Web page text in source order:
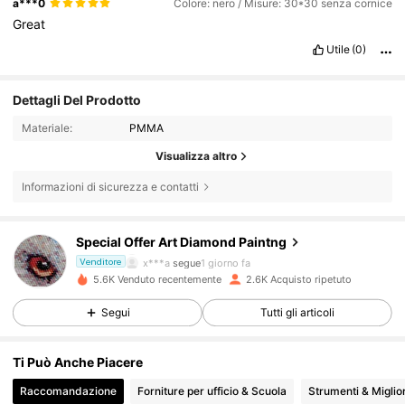
a***0 Colore: nero / Misure: 30*30 senza cornice
Great
Utile (0)
Dettagli Del Prodotto
Materiale: PMMA
Visualizza altro
Informazioni di sicurezza e contatti
Special Offer Art Diamond Paintng
Venditore
4.93 537 Follower
x***a segue1 giorno fa
4.93
537 Follower
537 Follower
4.93
5.6K Venduto recentemente 2.6K Acquisto ripetuto
Segui Tutti gli articoli
Ti Può Anche Piacere
Raccomandazione Forniture per ufficio & Scuola Strumenti &